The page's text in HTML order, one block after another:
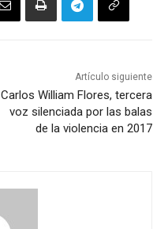
Artículo siguiente
Carlos William Flores, tercera
voz silenciada por las balas
de la violencia en 2017